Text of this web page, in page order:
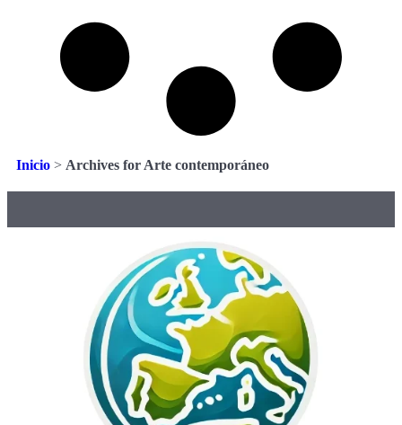
Inicio > Archives for Arte contemporáneo